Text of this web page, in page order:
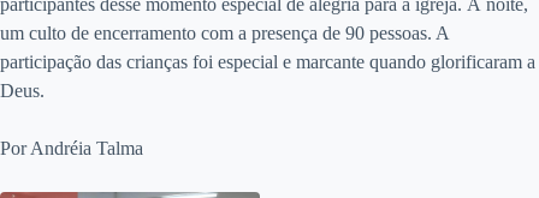
participantes desse momento especial de alegria para a igreja. À noite,
um culto de encerramento com a presença de 90 pessoas. A
participação das crianças foi especial e marcante quando glorificaram a
Deus.
Por Andréia Talma